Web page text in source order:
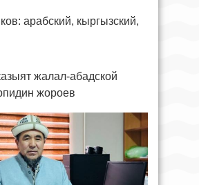
арабский, кыргызский,
жалал-абадской
жороев